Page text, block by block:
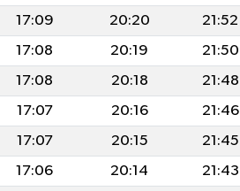
17:09 20:20
21:52
17:08 20:19
21:50
17:08 20:18
21:48
17:07 20:16
21:46
17:07 20:15
21:45
17:06 20:14
21:43